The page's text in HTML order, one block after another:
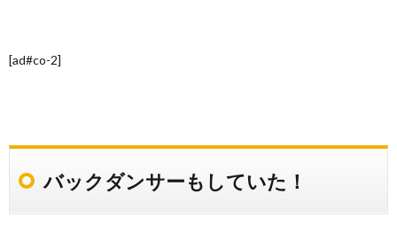
[ad#co-2]
バックダンサーもしていた！